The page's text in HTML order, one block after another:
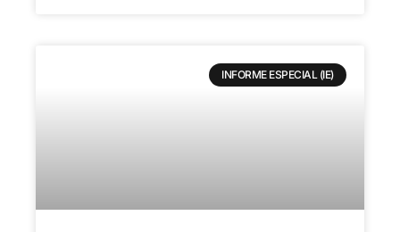
INFORME ESPECIAL (IE)